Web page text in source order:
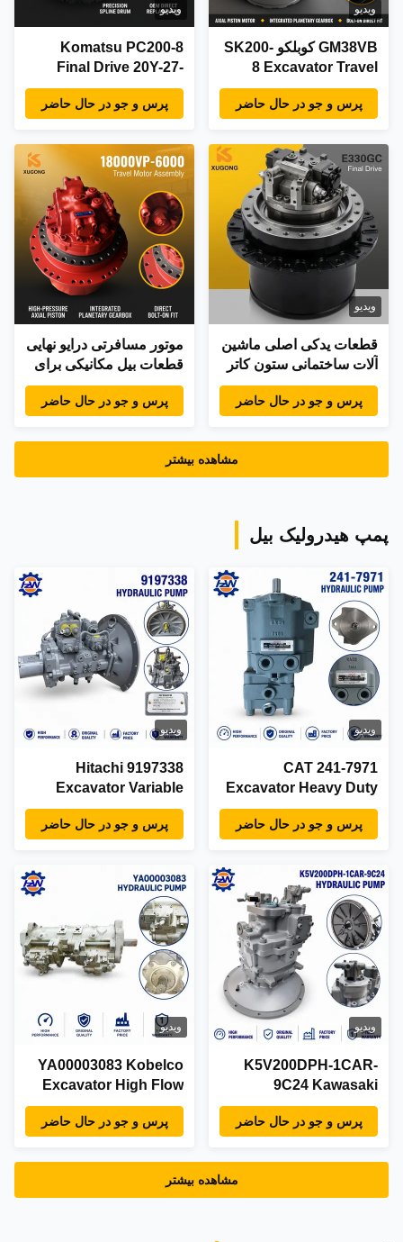
قطعات قطعات قطعات
قطعات قطعات قطعات
قطعات قطعات قطعات
قطعات قطعات قطعات
قطعات قطعات قطعات
قطعات قطعات قطعا
ویدیو
GM38VB کوبلکو SK200-
8 Excavator Travel
Motor Assembly Final
Drive SK210-8 SK200-
پرس و جو در حال حاضر
ویدیو
Komatsu PC200-8
Final Drive 20Y-27-
00121 موتور مسافرتی
کاهش گیربکس مونتاژ
حفاری
پرس و جو در حال حاضر
ویدیو
قطعات یدکی اصلی ماشین
آلات ساختمانی ستون کاتر
بیل مکانیکی E330GC
پرس و جو در حال حاضر
موتور مسافرتی درایو نهایی
قطعات بیل مکانیکی برای
کاهنده هیدرولیک Sany
335 MAG-18000VP-
پرس و جو در حال حاضر
مشاهده بیشتر
پمپ هیدرولیک بیل
ویدیو
241-7971 CAT
Excavator Heavy Duty
Hydraulic Main Pump
Assy OEM Spec
پرس و جو در حال حاضر
ویدیو
9197338 Hitachi
Excavator Variable
Displacement
Hydraulic Main Pump
پرس و جو در حال حاضر
ویدیو
K5V200DPH-1CAR-
9C24 Kawasaki
Excavator High
Pressure Hydraulic
Factory Direct
پرس و جو در حال حاضر
ویدیو
YA00003083 Kobelco
Excavator High Flow
Hydraulic Main Pump
Assy Aftermarket
پرس و جو در حال حاضر
مشاهده بیشتر